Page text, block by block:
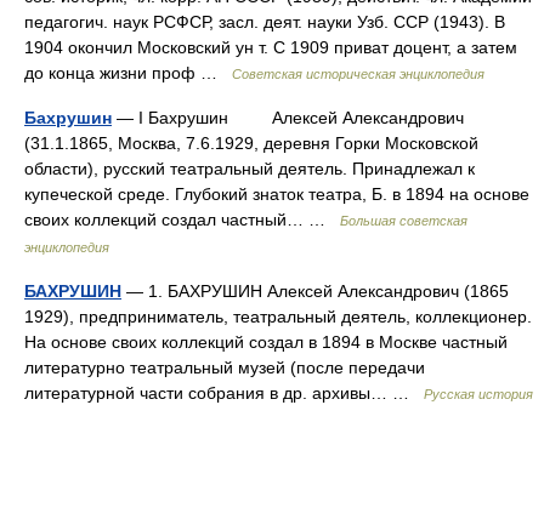
педагогич. наук РСФСР, засл. деят. науки Узб. ССР (1943). В
1904 окончил Московский ун т. С 1909 приват доцент, а затем
до конца жизни проф …
Советская историческая энциклопедия
Бахрушин — I Бахрушин Алексей Александрович
(31.1.1865, Москва, 7.6.1929, деревня Горки Московской
области), русский театральный деятель. Принадлежал к
купеческой среде. Глубокий знаток театра, Б. в 1894 на основе
своих коллекций создал частный… …
Большая советская
энциклопедия
БАХРУШИН — 1. БАХРУШИН Алексей Александрович (1865
1929), предприниматель, театральный деятель, коллекционер.
На основе своих коллекций создал в 1894 в Москве частный
литературно театральный музей (после передачи
литературной части собрания в др. архивы… …
Русская история